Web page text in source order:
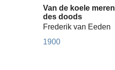
Van de koele meren
des doods
Frederik van Eeden
1900